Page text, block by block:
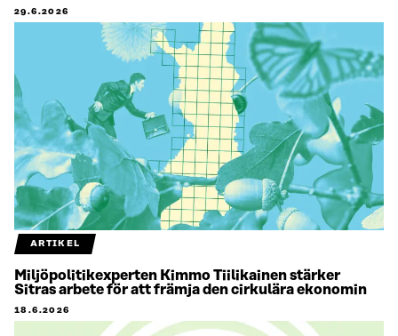
29.6.2026
ARTIKEL
Miljöpolitikexperten Kimmo Tiilikainen stärker
Sitras arbete för att främja den cirkulära ekonomin
18.6.2026